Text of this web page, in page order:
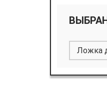
Ложка